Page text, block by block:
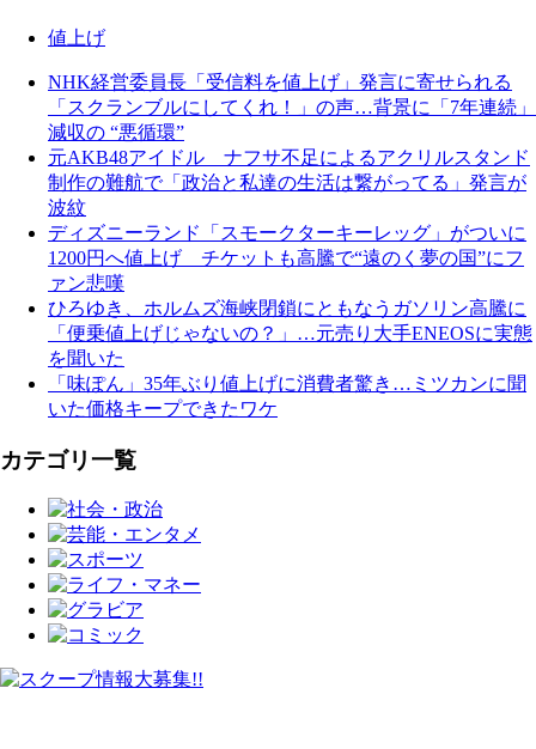
値上げ
NHK経営委員長「受信料を値上げ」発言に寄せられる
「スクランブルにしてくれ！」の声…背景に「7年連続」
減収の “悪循環”
元AKB48アイドル ナフサ不足によるアクリルスタンド
制作の難航で「政治と私達の生活は繋がってる」発言が
波紋
ディズニーランド「スモークターキーレッグ」がついに
1200円へ値上げ チケットも高騰で“遠のく夢の国”にフ
ァン悲嘆
ひろゆき、ホルムズ海峡閉鎖にともなうガソリン高騰に
「便乗値上げじゃないの？」…元売り大手ENEOSに実態
を聞いた
「味ぽん」35年ぶり値上げに消費者驚き…ミツカンに聞
いた価格キープできたワケ
カテゴリ一覧